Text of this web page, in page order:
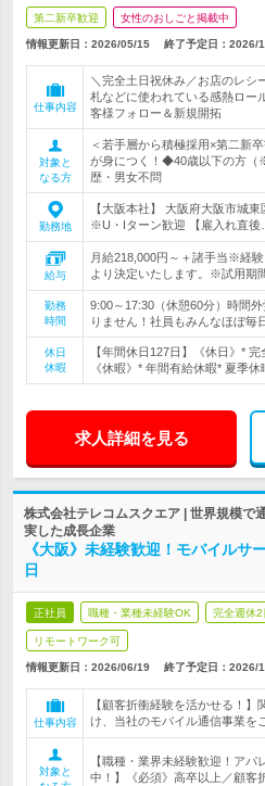
第二新卒歓迎 女性のおしごと掲載中
情報更新日：2026/05/15 終了予定日： 2026/
仕事内容
＼完全土日祝休み／お店のレシ
札などに使われている感熱ロ
客様フォロー＆新規開拓
対象と
なる方
＜若手層から積極採用×第二新
が身につく！◆40歳以下の方
歴・男女不問
勤務地
【大阪本社】 大阪府大阪市城
※U・Iターン歓迎 【雇入れ直後…
給与
月給218,000円～＋諸手当※経
より決定いたします。※試用期
勤務
時間
9:00～17:30（休憩60分）時間
りません！社員もみんなほぼ毎
休日
休暇
【年間休日127日】《休日》*
《休暇》* 年間有給休暇* 夏季休
求人詳細を見る
株式会社テレコムスクエア | 世界規模で
実した成長企業
《大阪》未経験歓迎！モバイルサ
日
正社員 職種・業種未経験OK 完全週休2
リモートワーク可
情報更新日：2026/06/19 終了予定日： 2026/
仕事内容
【顧客折衝経験を活かせる！
け、当社のモバイル通信事業を
対象と
【職種・業界未経験歓迎！ア
中！】《必須》高卒以上／顧客